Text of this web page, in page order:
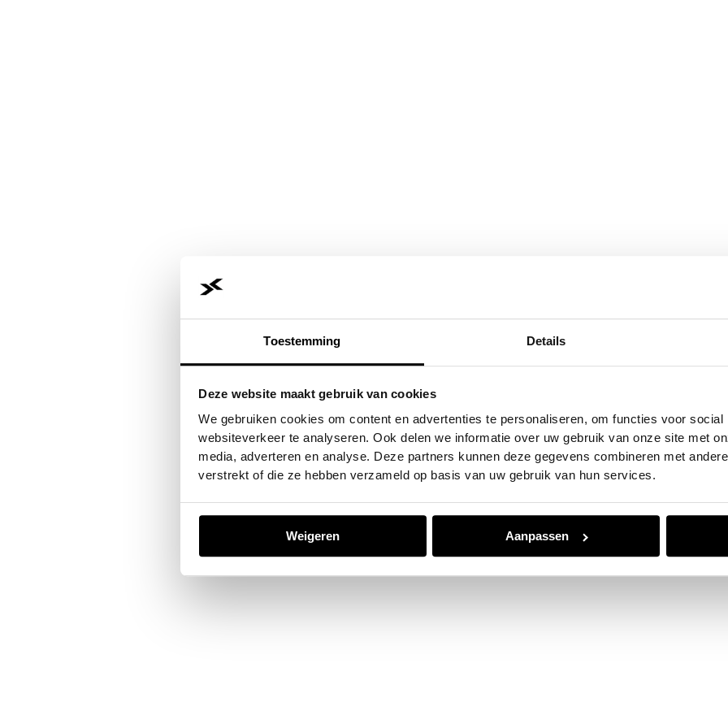
Toestemming Details
Deze website maakt gebruik van cookies
We gebruiken cookies om content en advertenties te personaliseren, om functies voor
websiteverkeer te analyseren. Ook delen we informatie over uw gebruik van onze site met
media, adverteren en analyse. Deze partners kunnen deze gegevens combineren met
verstrekt of die ze hebben verzameld op basis van uw gebruik van hun services.
Weigeren Aanpassen
Application error: aclient-side exception has occurred while loadingwww.jvk.nl(see the